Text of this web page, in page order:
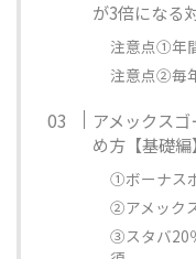
が3倍になる
注意点①年
注意点②毎
アメックス
め方【基礎編】
①ボーナス
②アメック
③スタバ20